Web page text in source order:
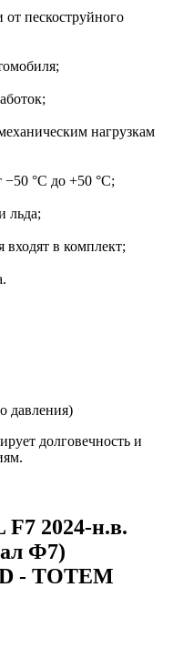
от пескоструйного
нагрузкам
−50 °C до +50 °C;
льда;
в комплект;
давления)
долговечность и
2024-н.в.
Ф7)
- TOTEM